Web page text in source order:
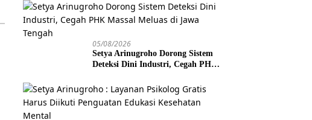
05/08/2026
Setya Arinugroho Dorong Sistem
Deteksi Dini Industri, Cegah PHK